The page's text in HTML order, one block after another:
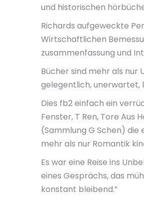
und historischen
Richards aufgeweckte
Wirtschaftlichen
zusammenfassung und
Bücher sind mehr als nur
gelegentlich, unerwartet,
Dies fb2 einfach ein
Fenster, T Ren, Tore Aus
(Sammlung G Schen) die
mehr als nur Romantik
Es war eine Reise ins
eines Gesprächs, das
konstant bleibend.”